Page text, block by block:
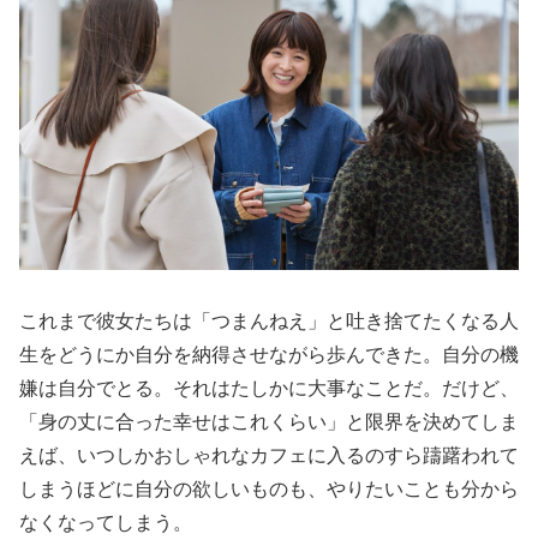
これまで彼女たちは「つまんねえ」と吐き捨てたくなる人
生をどうにか自分を納得させながら歩んできた。自分の機
嫌は自分でとる。それはたしかに大事なことだ。だけど、
「身の丈に合った幸せはこれくらい」と限界を決めてしま
えば、いつしかおしゃれなカフェに入るのすら躊躇われて
しまうほどに自分の欲しいものも、やりたいことも分から
なくなってしまう。